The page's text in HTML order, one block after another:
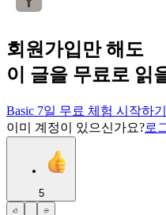
회원가입만 해도
이 글을 무료로 읽
Basic 7일 무료 체험 시작하기
이미 계정이 있으신가요?로
5